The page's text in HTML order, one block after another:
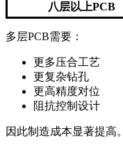
八层以上PCB
多层PCB需要：
更多压合工艺
更复杂钻孔
更高精度对位
阻抗控制设计
因此制造成本显著提高。